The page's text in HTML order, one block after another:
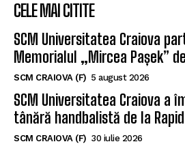
CELE MAI CITITE
SCM Universitatea Craiova
Memorialul „Mircea Pașek”
SCM CRAIOVA (F) 5 august 2026
SCM Universitatea Craiova a
tânără handbalistă de la
SCM CRAIOVA (F) 30 iulie 2026